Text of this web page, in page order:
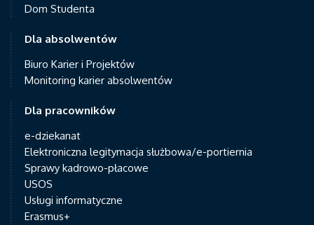
Dom Studenta
Dla absolwentów
Biuro Karier i Projektów
Monitoring karier absolwentów
Dla pracowników
e-dziekanat
Elektroniczna legitymacja służbowa/e-portiernia
Sprawy kadrowo-płacowe
USOS
Usługi informatyczne
Erasmus+